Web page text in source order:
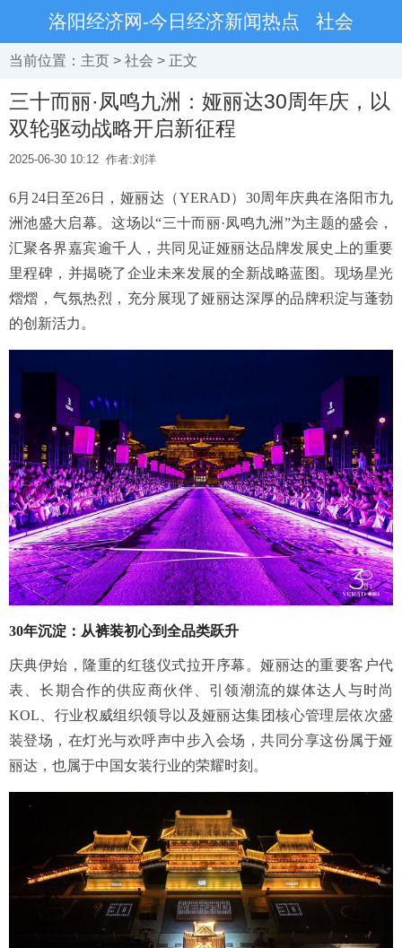
洛阳经济网-今日经济新闻热点 社会
当前位置： 主页 > 社会 > 正文
三十而丽·凤鸣九洲：娅丽达30周年庆，以
双轮驱动战略开启新征程
2025-06-30 10:12 作者:刘洋
6月24日至26日，娅丽达（YERAD）30周年庆典在洛阳市九
洲池盛大启幕。这场以“三十而丽·凤鸣九洲”为主题的盛会，
汇聚各界嘉宾逾千人，共同见证娅丽达品牌发展史上的重要
里程碑，并揭晓了企业未来发展的全新战略蓝图。现场星光
熠熠，气氛热烈，充分展现了娅丽达深厚的品牌积淀与蓬勃
的创新活力。
30年沉淀：从裤装初心到全品类跃升
庆典伊始，隆重的红毯仪式拉开序幕。娅丽达的重要客户代
表、长期合作的供应商伙伴、引领潮流的媒体达人与时尚
KOL、行业权威组织领导以及娅丽达集团核心管理层依次盛
装登场，在灯光与欢呼声中步入会场，共同分享这份属于娅
丽达，也属于中国女装行业的荣耀时刻。